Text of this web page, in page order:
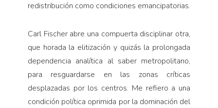
redistribución como condiciones emancipatorias.
Carl Fischer abre una compuerta disciplinar otra,
que horada la elitización y quizás la prolongada
dependencia analítica al saber metropolitano,
para resguardarse en las zonas críticas
desplazadas por los centros. Me refiero a una
condición política oprimida por la dominación del